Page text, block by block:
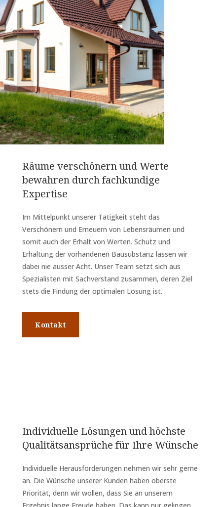
Räume verschönern und Werte
bewahren durch fachkundige
Expertise
Im Mittelpunkt unserer Tätigkeit steht das
Verschönern und Erneuern von Lebensräumen und
somit auch der Erhalt von Werten. Schutz und
Erhaltung der vorhandenen Bausubstanz lassen wir
dabei nie ausser Acht. Unser Team setzt sich aus
Spezialisten mit Sachverstand zusammen, deren Ziel
stets die Findung der optimalen Lösung ist.
Kontakt
Individuelle Lösungen und höchste
Qualitätsansprüche für Ihre Wünsche
Individuelle Herausforderungen nehmen wir sehr gerne
an. Die Wünsche unserer Kunden haben oberste
Priorität, denn wir wollen, dass Sie an unserem